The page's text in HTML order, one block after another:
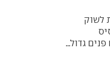
לשוק
גדול...